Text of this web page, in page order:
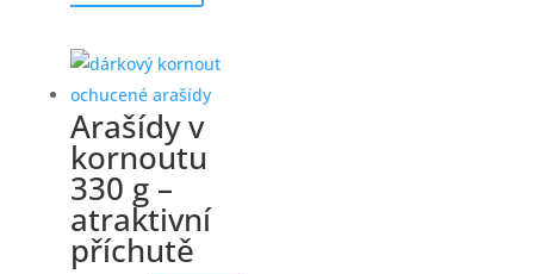
Arašídy v
kornoutu
330 g –
atraktivní
příchutě